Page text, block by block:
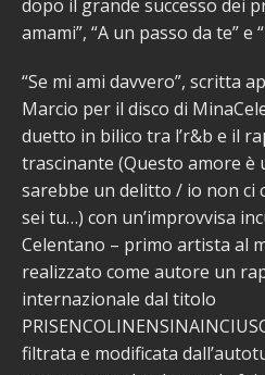
dopo il grande successo dei
amami”, “A un passo da te” e
“Se mi ami davvero”, scritta
Marcio per il disco di
duetto in bilico tra l’r&b e il
trascinante (Questo amore
sarebbe un delitto / io non ci
sei tu…) con un’improvvisa
Celentano – primo artista al
realizzato come autore un
internazionale dal titolo
filtrata e modificata